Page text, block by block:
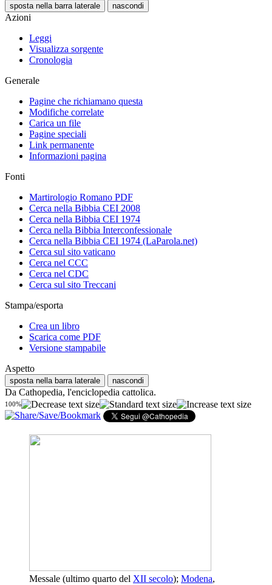
sposta nella barra laterale nascondi
Azioni
Leggi
Visualizza sorgente
Cronologia
Generale
Pagine che richiamano questa
Modifiche correlate
Carica un file
Pagine speciali
Link permanente
Informazioni pagina
Fonti
Martirologio Romano PDF
Cerca nella Bibbia CEI 2008
Cerca nella Bibbia CEI 1974
Cerca nella Bibbia Interconfessionale
Cerca nella Bibbia CEI 1974 (LaParola.net)
Cerca sul sito vaticano
Cerca nel CCC
Cerca nel CDC
Cerca sul sito Treccani
Stampa/esporta
Crea un libro
Scarica come PDF
Versione stampabile
Aspetto
sposta nella barra laterale nascondi
Da Cathopedia, l'enciclopedia cattolica.
100%
Messale (ultimo quarto del XII secolo); Modena,